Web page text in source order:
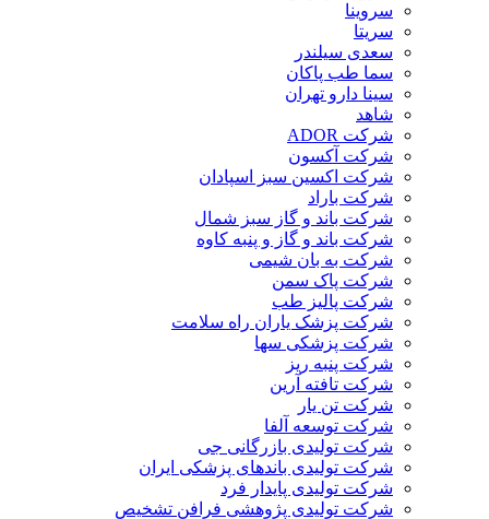
سروینا
سریتا
سعدی سیلندر
سما طب پاکان
سینا دارو تهران
شاهد
شرکت ADOR
شرکت آکسون
شرکت اکسین سبز اسپادان
شرکت باراد
شرکت باند و گاز سبز شمال
شرکت باند و گاز و پنبه کاوه
شرکت به بان شیمی
شرکت پاک سمن
شرکت پالیز طب
شرکت پزشک یاران راه سلامت
شرکت پزشکی سها
شرکت پنبه ریز
شرکت تافته آرین
شرکت تن یار
شرکت توسعه آلفا
شرکت تولیدی بازرگانی جی
شرکت تولیدی باندهای پزشکی ایران
شرکت تولیدی پایدار فرد
شرکت تولیدی پژوهشی فرافن تشخیص